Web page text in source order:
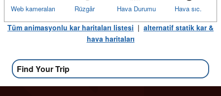
Hava sıc.
Hava Durumu
Rüzgâr
Web kameraları
Tüm animasyonlu kar haritaları listesi | alternatif statik kar &
hava haritaları
Find Your Trip